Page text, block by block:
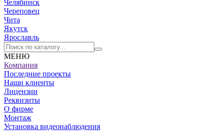
Челябинск
Череповец
Чита
Якутск
Ярославль
МЕНЮ
Компания
Последние проекты
Наши клиенты
Лицензии
Реквизиты
О фирме
Монтаж
Установка видеонаблюдения